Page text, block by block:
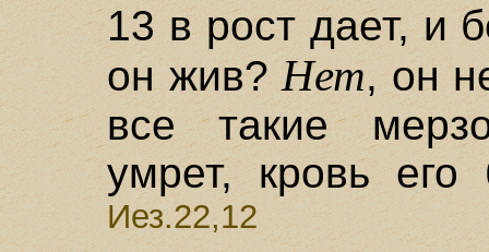
13 в рост дает, и
он жив?Нет, он
все такие
умрет, кровь
Иез.22,12